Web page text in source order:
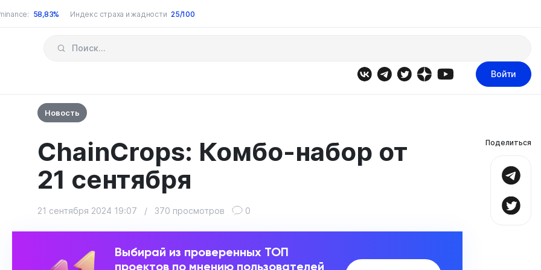
58,83% Индекс страха и жадности 25/100
Войти
Новость
ChainCrops: Комбо-набор от
21 сентября
21 сентября 2024 19:07 / 370 просмотров 0
Выбирай из проверенных ТОП
проектов по мнению пользователей
Поделиться